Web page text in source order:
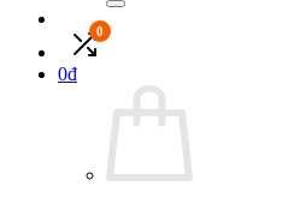
0
0đ